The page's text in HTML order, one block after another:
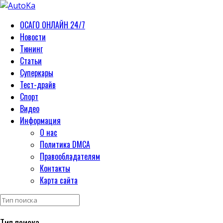
ОСАГО ОНЛАЙН 24/7
Новости
Тюнинг
Статьи
Суперкары
Тест-драйв
Спорт
Видео
Информация
О нас
Политика DMCA
Правообладателям
Контакты
Карта сайта